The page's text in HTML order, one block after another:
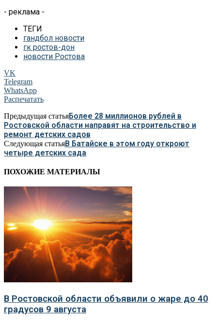
- реклама -
ТЕГИ
гандбол новости
гк ростов-дон
новости Ростова
VK
Telegram
WhatsApp
Распечатать
Предыдущая статьяБолее 28 миллионов рублей в
Ростовской области направят на строительство и
ремонт детских садов
Следующая статьяВ Батайске в этом году откроют
четыре детских сада
ПОХОЖИЕ МАТЕРИАЛЫ
В Ростовской области объявили о жаре до 40
градусов 9 августа